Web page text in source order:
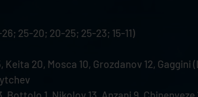
25-20; 20-25; 25-23; 15-11)
20, Mosca 10, Grozdanov 12,